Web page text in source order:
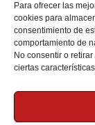
Para ofrecer las
cookies para
consentimiento de
comportamiento de
No consentir o
ciertas